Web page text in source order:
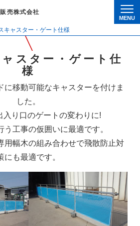
売株式会社
MENU
キャスター・ゲート仕様
スター・ゲート仕
様
に移動可能なキャスターを付けま
した。
入り口のゲートの変わりに!
う工事の仮囲いに最適です。
用幅木の組み合わせで飛散防止対
にも最適です。